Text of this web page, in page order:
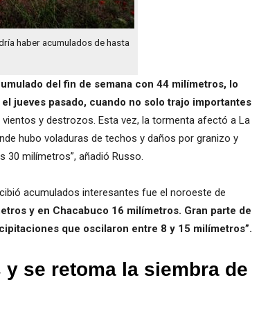
haber acumulados de hasta
del fin de semana con 44 milímetros, lo
jueves pasado, cuando no solo trajo importantes
y destrozos. Esta vez, la tormenta afectó a La
hubo voladuras de techos y daños por granizo y
30 milímetros”, añadió Russo.
acumulados interesantes fue el noroeste de
y en Chacabuco 16 milímetros. Gran parte de
que oscilaron entre 8 y 15 milímetros”.
se retoma la siembra de